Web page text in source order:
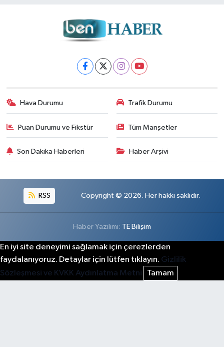
Hava Durumu Trafik Durumu
Puan Durumu ve Fikstür Tüm Manşetler
Son Dakika Haberleri Haber Arşivi
RSS Copyright © 2026. Her hakkı saklıdır.
Haber Yazılımı: TE Bilişim
En iyi site deneyimi sağlamak için çerezlerden
faydalanıyoruz. Detaylar için lütfen tıklayın. Gizlilik
Sözleşmesi ve KVKK Aydınlatma Metni
Tamam